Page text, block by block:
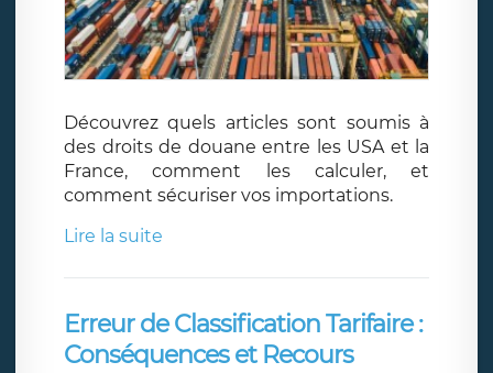
Découvrez quels articles sont soumis à
des droits de douane entre les USA et la
France, comment les calculer, et
comment sécuriser vos importations.
Lire la suite
Erreur de Classification Tarifaire :
Conséquences et Recours